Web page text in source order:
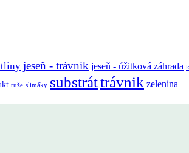
jeseň - trávnik jeseň - úžitková záhrada
ruže slimáky substráttrávnik zelenina